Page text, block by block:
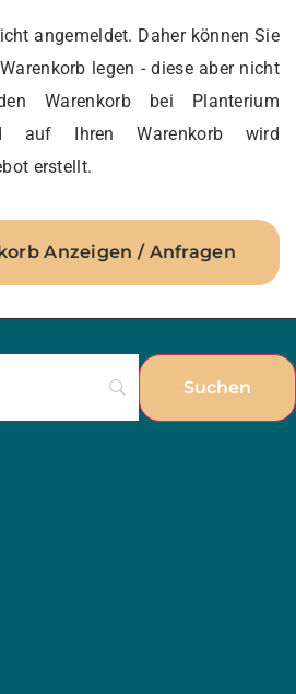
angemeldet. Daher können Sie
legen - diese aber nicht
Warenkorb bei Planterium
auf Ihren Warenkorb wird
erstellt.
Anzeigen / Anfragen